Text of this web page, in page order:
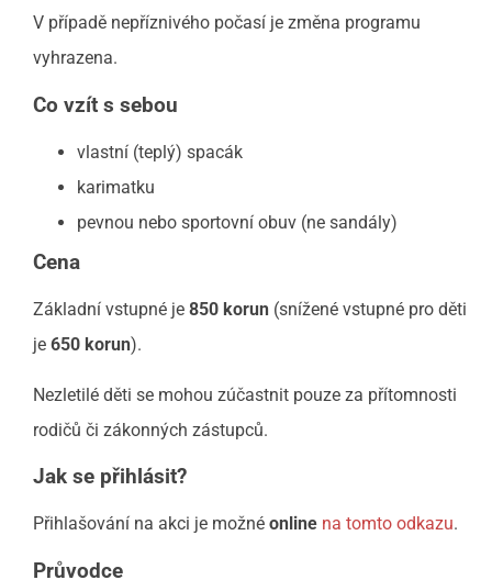
V případě nepříznivého počasí je změna programu
vyhrazena.
Co vzít s sebou
vlastní (teplý) spacák
karimatku
pevnou nebo sportovní obuv (ne sandály)
Cena
Základní vstupné je 850 korun (snížené vstupné pro děti
je 650 korun).
Nezletilé děti se mohou zúčastnit pouze za přítomnosti
rodičů či zákonných zástupců.
Jak se přihlásit?
Přihlašování na akci je možné online na tomto odkazu.
Průvodce